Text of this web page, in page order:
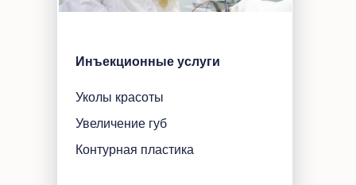
Инъекционные услуги
Уколы красоты
Увеличение губ
Контурная пластика